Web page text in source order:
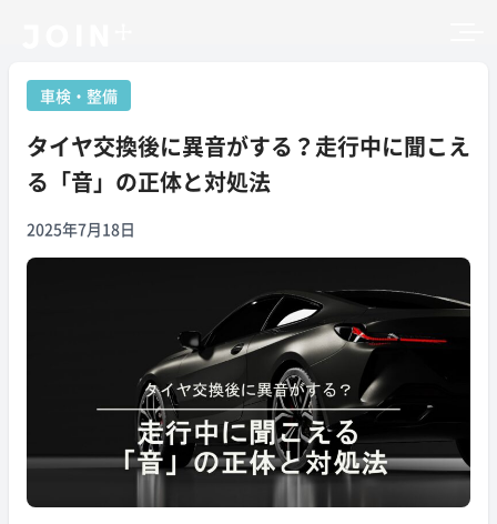
車検・整備
タイヤ交換後に異音がする？走行中に聞こえ
る「音」の正体と対処法
2025年7月18日